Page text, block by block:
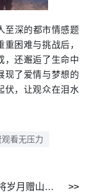
至深的都市情感题
困难与挑战后，
，还邂逅了生命中
现了爱情与梦想的
伏，让观众在泪水
看无压力
短剧《且将岁月赠山河（66集）》每日更新及时追